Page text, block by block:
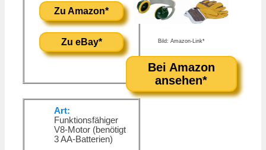
Zu Amazon*
Zu eBay*
Art:
Funktionsfähiger
V8-Motor (benötigt
3 AA-Batterien)
Bild: Amazon-Link*
Bei Amazon
ansehen*